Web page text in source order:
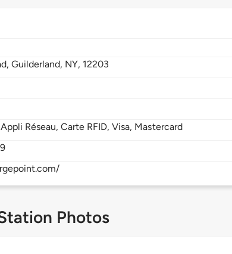
Guilderland, NY, 12203
Réseau, Carte RFID, Visa, Mastercard
Photos